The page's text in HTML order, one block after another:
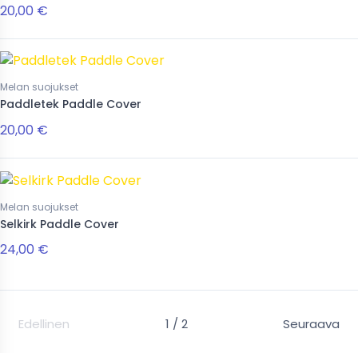
20,00 €
Melan suojukset
Paddletek Paddle Cover
20,00 €
Melan suojukset
Selkirk Paddle Cover
24,00 €
Edellinen 1 / 2 Seuraava